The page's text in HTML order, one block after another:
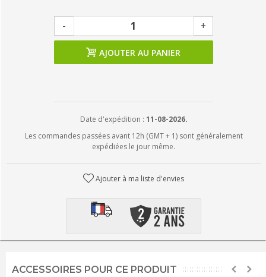
- +
AJOUTER AU PANIER
Date d'expédition : 11-08-2026.
Les commandes passées avant 12h (GMT + 1) sont généralement
expédiées le jour même.
Ajouter à ma liste d'envies
ACCESSOIRES POUR CE PRODUIT